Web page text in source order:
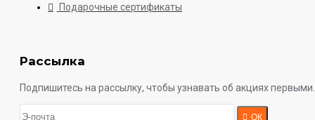
Подарочные сертификаты
Рассылка
Подпишитесь на рассылку, чтобы узнавать об акциях первыми.
ОК